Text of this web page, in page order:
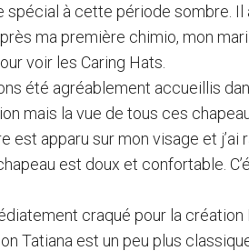
spécial à cette période sombre. Il
ma première chimio, mon
voir les Caring Hats.
été agréablement accueillis
mais la vue de tous ces
est apparu sur mon visage et
est doux et confortable.
craqué pour la
Tatiana est un peu plus